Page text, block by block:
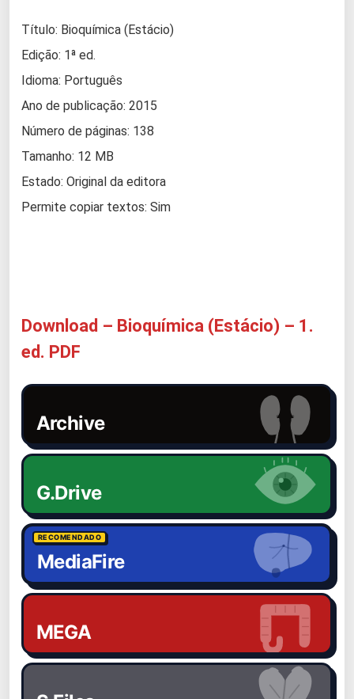
Título: Bioquímica (Estácio)
Edição: 1ª ed.
Idioma: Português
Ano de publicação: 2015
Número de páginas: 138
Tamanho: 12 MB
Estado: Original da editora
Permite copiar textos: Sim
Download – Bioquímica (Estácio) – 1.
ed. PDF
Archive
G.Drive
RECOMENDADO
MediaFire
MEGA